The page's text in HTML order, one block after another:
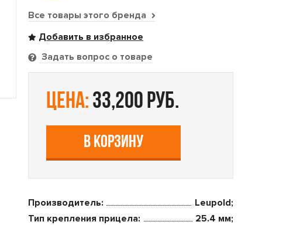
Все товары этого бренда
Задать вопрос о товаре
цена: 33,200 руб.
В КОРЗИНУ
Производитель:
Leupold;
Тип крепления прицела:
25.4 мм;